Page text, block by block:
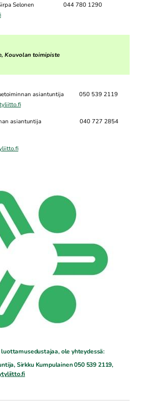
Sirpa Selonen 044 780 1290
Kouvolan toimipiste
asiantuntija 050 539 2119
asiantuntija 040 727 2854
ole yhteydessä:
Sirkku Kumpulainen 050 539 2119,